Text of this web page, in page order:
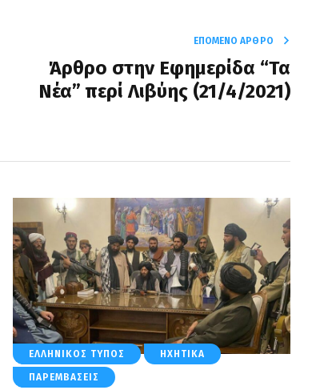
ΕΠΌΜΕΝΟ ΆΡΘΡΟ
Άρθρο στην Εφημερίδα “Τα
Νέα” περί Λιβύης (21/4/2021)
ΕΛΛΗΝΙΚΌΣ ΤΎΠΟΣ ΗΧΗΤΙΚΆ
ΠΑΡΕΜΒΆΣΕΙΣ